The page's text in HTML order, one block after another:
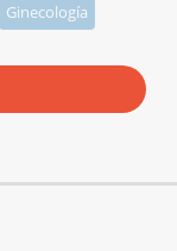
Ginecología